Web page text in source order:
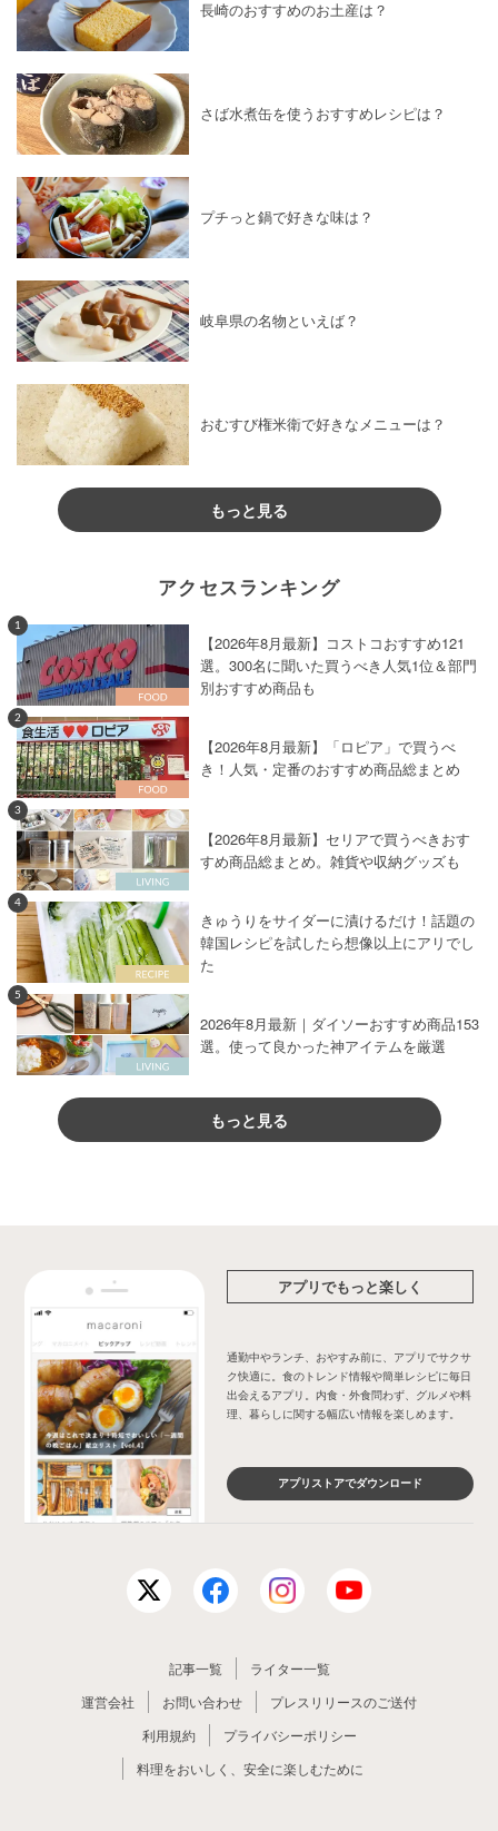
長崎のおすすめのお土産は？
さば水煮缶を使うおすすめレシピは？
プチっと鍋で好きな味は？
岐阜県の名物といえば？
おむすび権米衛で好きなメニューは？
もっと見る
アクセスランキング
1
【2026年8月最新】コストコおすすめ121
選。300名に聞いた買うべき人気1位＆部門
別おすすめ商品も
2
【2026年8月最新】「ロピア」で買うべ
き！人気・定番のおすすめ商品総まとめ
3
【2026年8月最新】セリアで買うべきおす
すめ商品総まとめ。雑貨や収納グッズも
4
きゅうりをサイダーに漬けるだけ！話題の
韓国レシピを試したら想像以上にアリでし
た
5
2026年8月最新｜ダイソーおすすめ商品153
選。使って良かった神アイテムを厳選
もっと見る
アプリでもっと楽しく
通勤中やランチ、おやすみ前に、アプリでサクサ
ク快適に。食のトレンド情報や簡単レシピに毎日
出会えるアプリ。内食・外食問わず、グルメや料
理、暮らしに関する幅広い情報を楽しめます。
アプリストアでダウンロード
記事一覧
ライター一覧
運営会社
お問い合わせ
プレスリリースのご送付
利用規約
プライバシーポリシー
料理をおいしく、安全に楽しむために